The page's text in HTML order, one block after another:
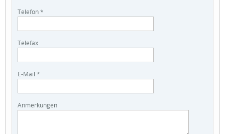
Telefon *
Telefax
E-Mail *
Anmerkungen